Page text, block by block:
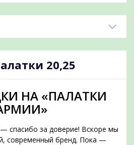
20,25
НА «ПАЛАТКИ
спасибо за доверие! Вскоре мы
современный бренд. Пока —